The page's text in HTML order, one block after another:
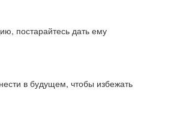
постарайтесь дать ему
в будущем, чтобы избежать